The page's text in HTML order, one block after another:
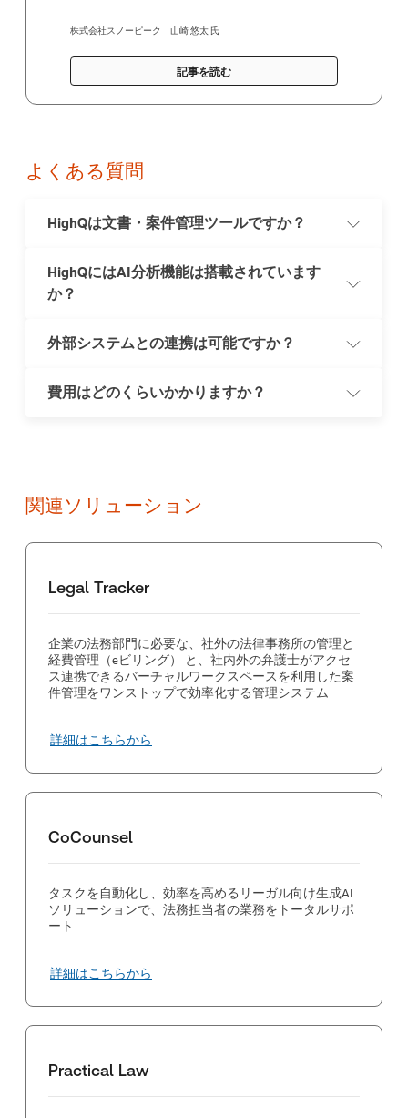
株式会社スノーピーク 山崎 悠太 氏
記事を読む
よくある質問
HighQは文書・案件管理ツールですか？
法務業務一元化プラットフォームであるHighQの機能は、文書
や案件の管理にとどまりません。事業部からの「依頼受付」か
ン」、「文書自動作成機能」、「M＆Aプロジェクト管理」に
HighQにはAI分析機能は搭載されています
か？
HighQと生成AIリーガルアシスタント「CoCounsel」を併せて
（例：契約書案、調査資料）の分析、要約といった具体的な作
業をAIで加速させることが可能となります。これにより、企
外部システムとの連携は可能ですか？
可能です。HighQは外部システムと連携するための標準的なイ
費用はどのくらいかかりますか？
関連ソリューション
Legal Tracker
企業の法務部門に必要な、社外の法律事務所の管理と
経費管理（eビリング） と、社内外の弁護士がアクセ
ス連携できるバーチャルワークスペースを利用した案
件管理をワンストップで効率化する管理システム
詳細はこちらから
CoCounsel
タスクを自動化し、効率を高めるリーガル向け生成AI
ソリューションで、法務担当者の業務をトータルサポ
ート
詳細はこちらから
Practical Law